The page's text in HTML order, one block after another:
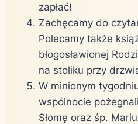
zapłać!
Zachęcamy do
Polecamy także
błogosławionej
na stoliku przy
W minionym
wspólnocie
Słomę oraz śp.